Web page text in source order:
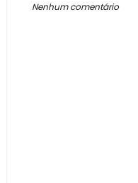
Nenhum comentário